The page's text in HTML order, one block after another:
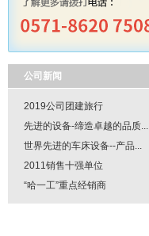
公司新闻
2019公司团建旅行
先进的设备-缔造卓越的品质...
世界先进的车床设备--产品...
2011销售十强单位
“哈一工”重点经销商